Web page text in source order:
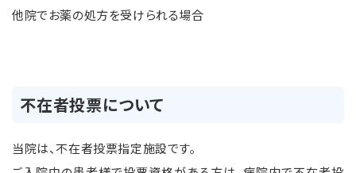
他院でお薬の処方を受けられる場合
不在者投票について
当院は、不在者投票指定施設です。